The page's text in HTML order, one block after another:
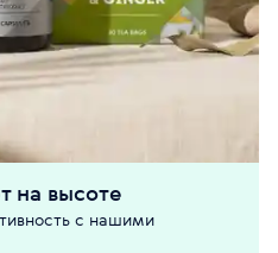
на высоте
с нашими